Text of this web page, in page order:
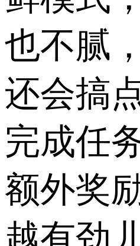
也不腻
还会搞
完成任
额外奖
越有劲